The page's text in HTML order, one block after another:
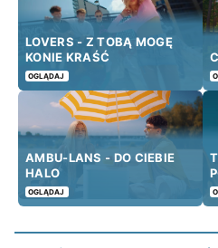
LOVERS - Z TOBĄ MOGĘ
KONIE KRAŚĆ
OGLĄDAJ
AMBU-LANS - DO CIEBIE
HALO
OGLĄDAJ